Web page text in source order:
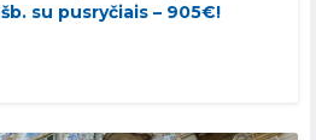
su pusryčiais – 905€!